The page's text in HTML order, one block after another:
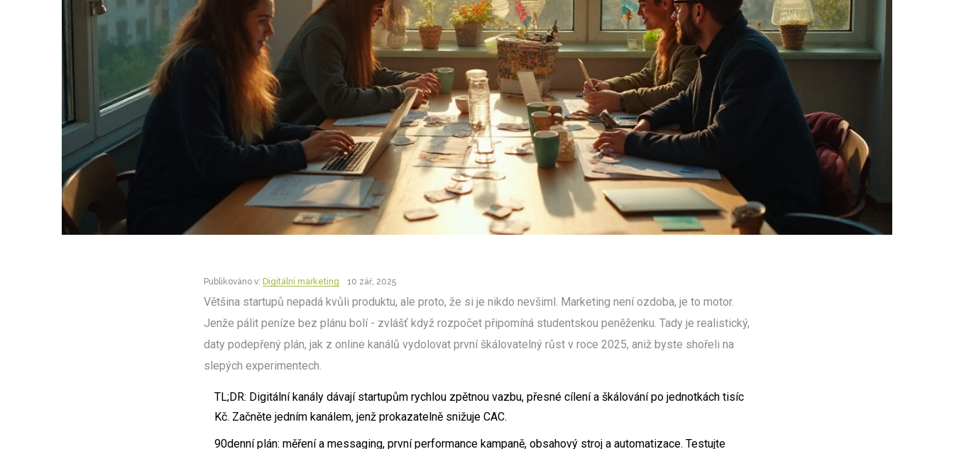
Publikováno v: Digitální marketing 10 zář, 2025
Většina startupů nepadá kvůli produktu, ale proto, že si je nikdo nevšiml. Marketing není ozdoba, je to motor.
Jenže pálit peníze bez plánu bolí - zvlášť když rozpočet připomíná studentskou peněženku. Tady je realistický,
daty podepřený plán, jak z online kanálů vydolovat první škálovatelný růst v roce 2025, aniž byste shořeli na
slepých experimentech.
TL;DR: Digitální kanály dávají startupům rychlou zpětnou vazbu, přesné cílení a škálování po jednotkách tisíc
Kč. Začněte jedním kanálem, jenž prokazatelně snižuje CAC.
90denní plán: měření a messaging, první performance kampaně, obsahový stroj a automatizace. Testujte